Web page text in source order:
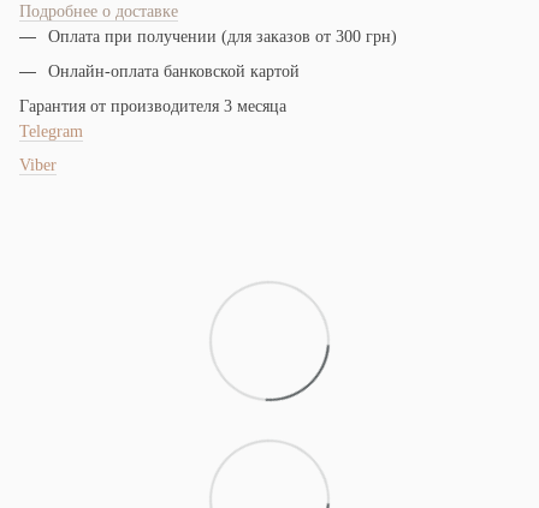
Подробнее о доставке
Оплата при получении (для заказов от 300 грн)
Онлайн-оплата банковской картой
Гарантия от производителя 3 месяца
Telegram
Viber